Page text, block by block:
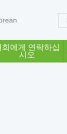
희에게 연락하십
시오